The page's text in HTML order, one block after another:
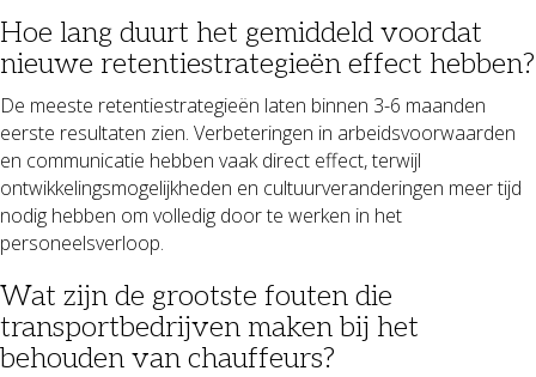
Hoe lang duurt het gemiddeld voordat
nieuwe retentiestrategieën effect hebben?
De meeste retentiestrategieën laten binnen 3-6 maanden
eerste resultaten zien. Verbeteringen in arbeidsvoorwaarden
en communicatie hebben vaak direct effect, terwijl
ontwikkelingsmogelijkheden en cultuurveranderingen meer tijd
nodig hebben om volledig door te werken in het
personeelsverloop.
Wat zijn de grootste fouten die
transportbedrijven maken bij het
behouden van chauffeurs?